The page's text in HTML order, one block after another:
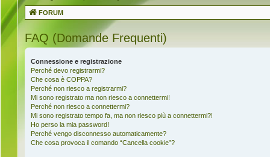
FORUM
FAQ (Domande Frequenti)
Connessione e registrazione
Perché devo registrarmi?
Che cosa è COPPA?
Perché non riesco a registrarmi?
Mi sono registrato ma non riesco a connettermi!
Perché non riesco a connettermi?
Mi sono registrato tempo fa, ma non riesco più a connettermi?!
Ho perso la mia password!
Perché vengo disconnesso automaticamente?
Che cosa provoca il comando “Cancella cookie”?